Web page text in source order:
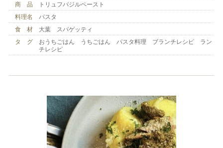
商 品
トリュフバジルペースト
料理名
パスタ
食 材
大葉 スパゲッティ
タ グ
おうちごはん うちごはん パスタ料理 ブランチレシピ ラン
チレシピ